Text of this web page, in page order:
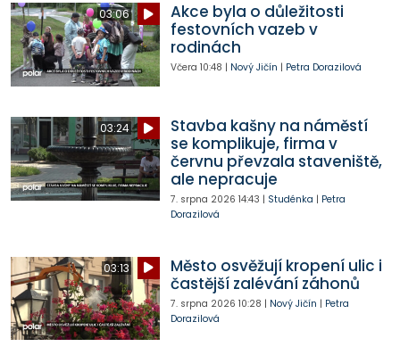
03:06
Akce byla o důležitosti
festovních vazeb v
rodinách
Včera 10:48 | Nový Jičín | Petra Dorazilová
03:24
Stavba kašny na náměstí
se komplikuje, firma v
červnu převzala staveniště,
ale nepracuje
7. srpna 2026 14:43 | Studénka | Petra
Dorazilová
03:13
Město osvěžují kropení ulic i
častější zalévání záhonů
7. srpna 2026 10:28 | Nový Jičín | Petra
Dorazilová